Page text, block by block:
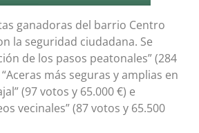
ganadoras del barrio Centro
la seguridad ciudadana. Se
de los pasos peatonales” (284
más seguras y amplias en
(97 votos y 65.000 €) e
vecinales” (87 votos y 65.500